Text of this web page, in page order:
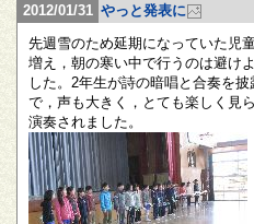
2012/01/31 やっと発表に
先週雪のため延期になっていた児
増え，朝の寒い中で行うのは避け
した。2年生が詩の暗唱と合奏を
で，声も大きく，とても楽しく見
演奏されました。